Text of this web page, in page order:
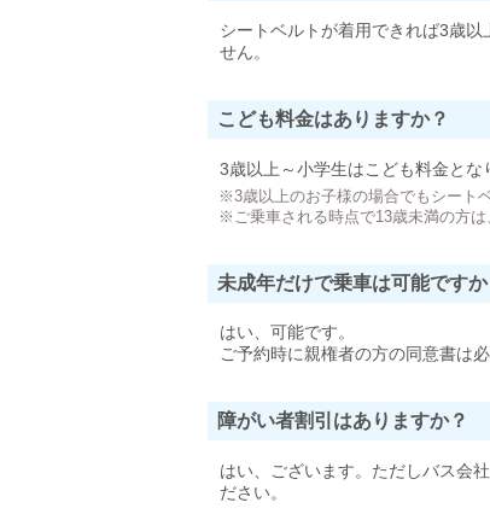
シートベルトが着用できれば3歳
せん。
こども料金はありますか？
3歳以上～小学生はこども料金とな
※3歳以上のお子様の場合でもシート
※ご乗車される時点で13歳未満の方は
未成年だけで乗車は可能ですか
はい、可能です。
ご予約時に親権者の方の同意書は
障がい者割引はありますか？
はい、ございます。ただしバス会
ださい。